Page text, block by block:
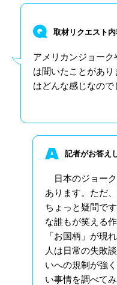
取材リクエスト
アメリカンジョー
は聞いたことがあ
はどんな感じなので
記者がお答え
日本のジョー
あります。ただ
ちょっと疑問で
な誰もが笑える
「お国柄」が現
人は日常の失敗
いへの規制が強
い事情を調べてみ